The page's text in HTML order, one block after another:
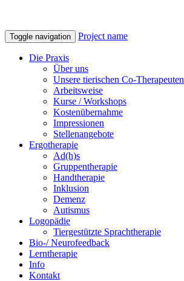
Toggle navigation Project name
Die Praxis
Über uns
Unsere tierischen Co-Therapeuten
Arbeitsweise
Kurse / Workshops
Kostenübernahme
Impressionen
Stellenangebote
Ergotherapie
Ad(h)s
Gruppentherapie
Handtherapie
Inklusion
Demenz
Autismus
Logopädie
Tiergestützte Sprachtherapie
Bio-/ Neurofeedback
Lerntherapie
Info
Kontakt